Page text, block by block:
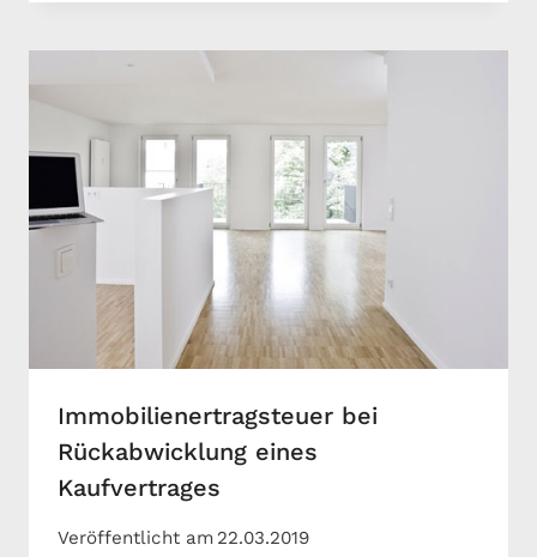
Immobilienertragsteuer bei
Rückabwicklung eines
Kaufvertrages
Veröffentlicht am 22.03.2019